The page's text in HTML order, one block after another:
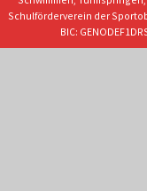
Schulförderverein der
BIC: